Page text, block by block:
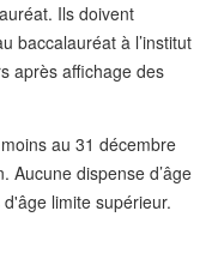
Ils doivent
baccalauréat à l’institut
après affichage des
au 31 décembre
Aucune dispense d’âge
limite supérieur.